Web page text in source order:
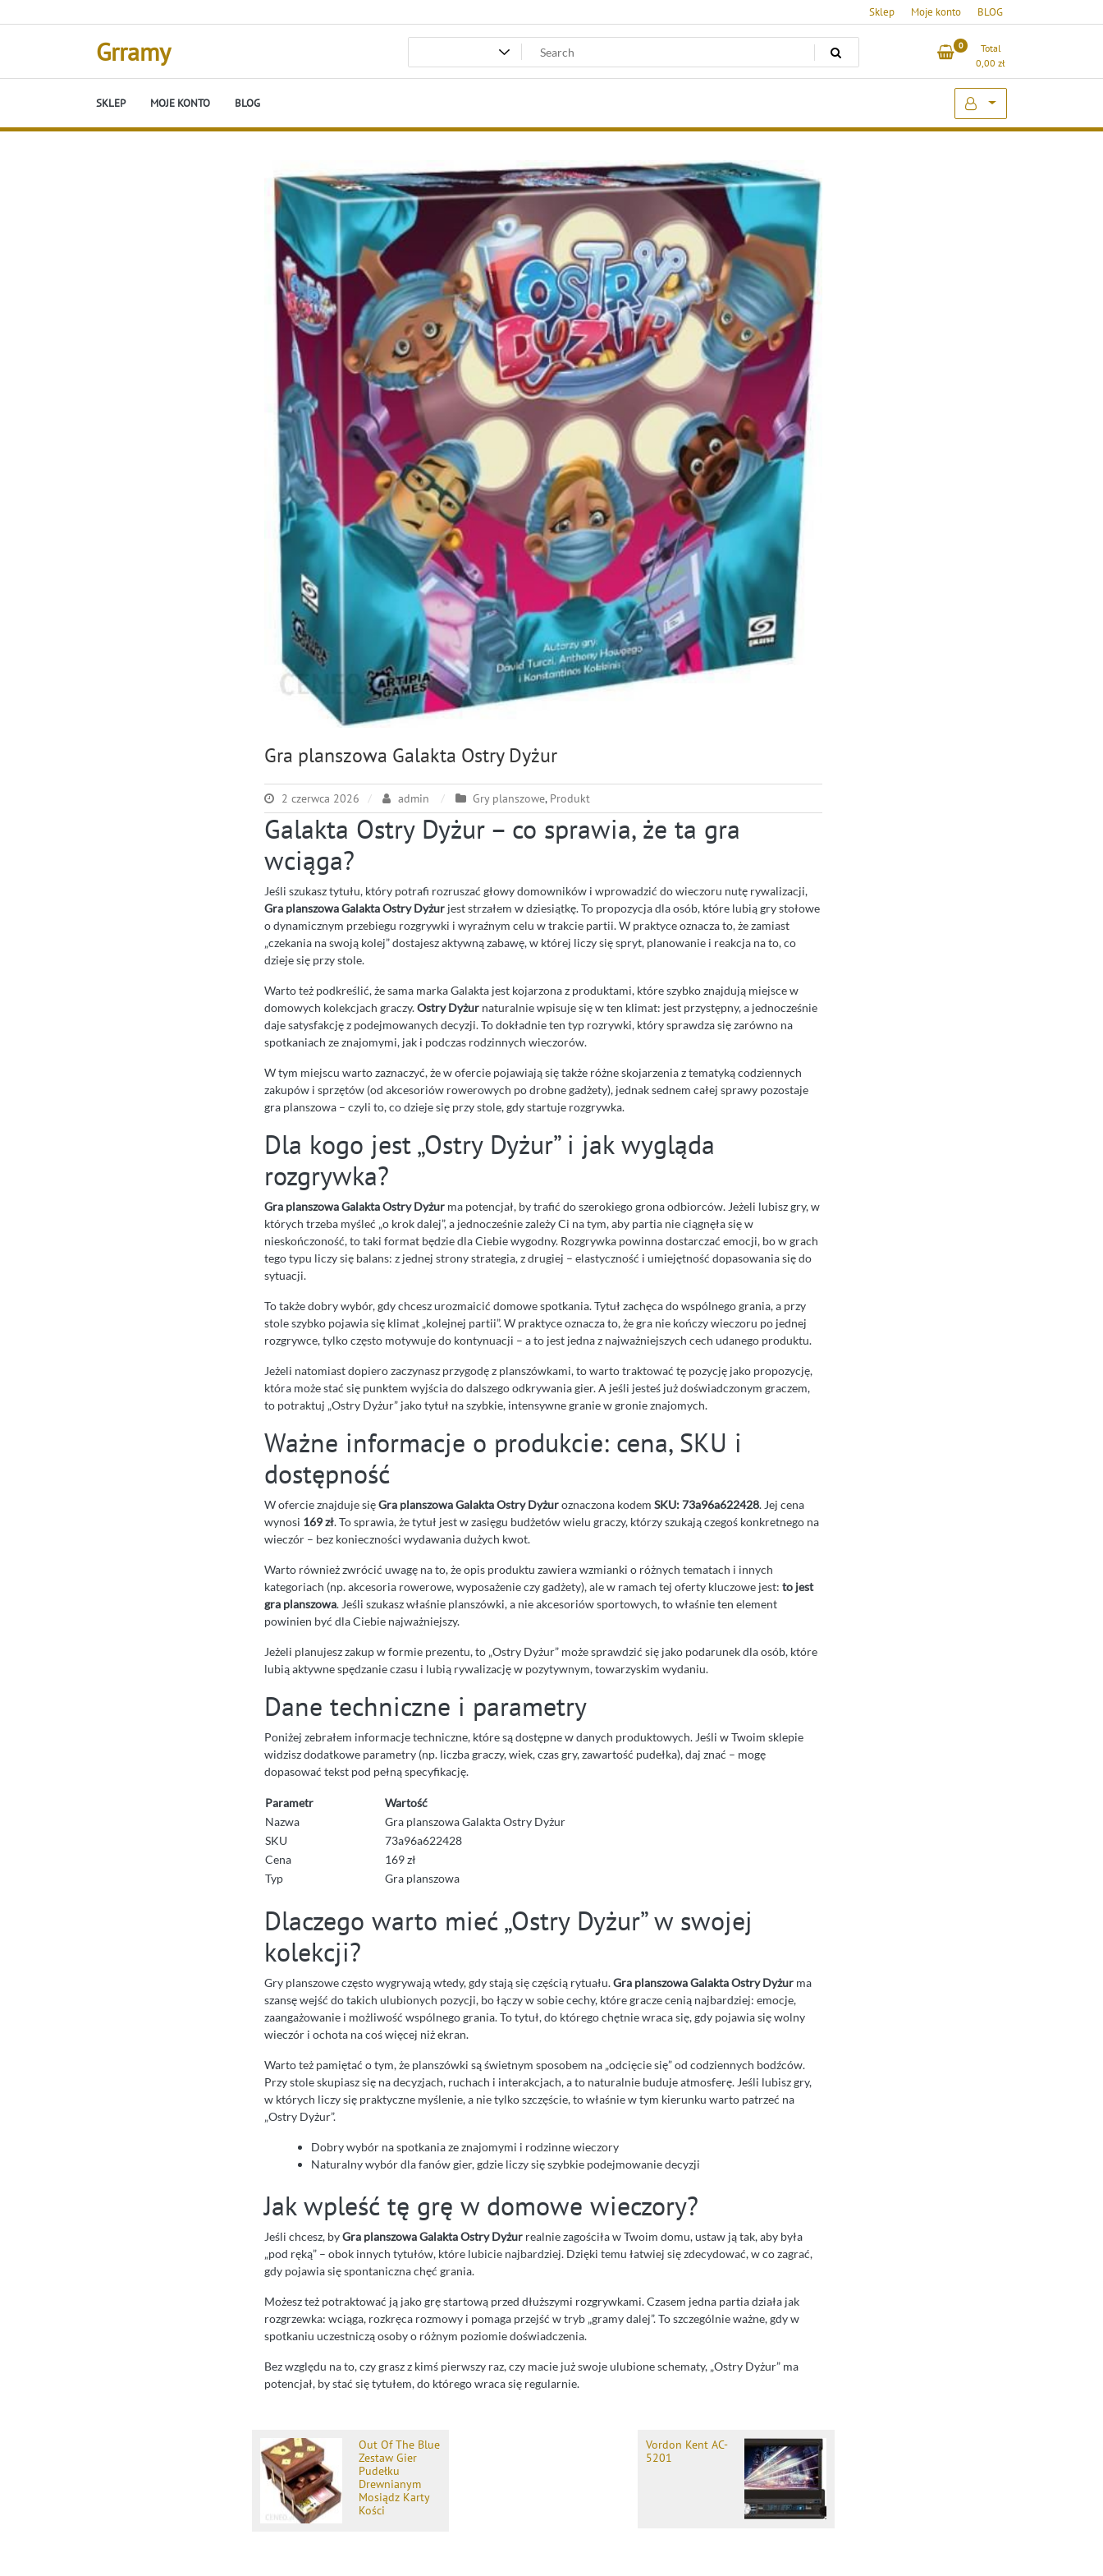
to
Sklep Moje konto BLOG
Grramy 0
Total
0,00 zł
SKLEP MOJE KONTO BLOG
Gra planszowa Galakta Ostry Dyżur
2 czerwca 2026 admin Gry planszowe, Produkt
Galakta Ostry Dyżur – co sprawia, że ta gra
wciąga?
Jeśli szukasz tytułu, który potrafi rozruszać głowy domowników i wprowadzić do wieczoru nutę rywalizacji,
Gra planszowa Galakta Ostry Dyżur jest strzałem w dziesiątkę. To propozycja dla osób, które lubią gry stołowe
o dynamicznym przebiegu rozgrywki i wyraźnym celu w trakcie partii. W praktyce oznacza to, że zamiast
„czekania na swoją kolej” dostajesz aktywną zabawę, w której liczy się spryt, planowanie i reakcja na to, co
dzieje się przy stole.
Warto też podkreślić, że sama marka Galakta jest kojarzona z produktami, które szybko znajdują miejsce w
domowych kolekcjach graczy.Ostry Dyżur naturalnie wpisuje się w ten klimat: jest przystępny, a jednocześnie
daje satysfakcję z podejmowanych decyzji. To dokładnie ten typ rozrywki, który sprawdza się zarówno na
spotkaniach ze znajomymi, jak i podczas rodzinnych wieczorów.
W tym miejscu warto zaznaczyć, że w ofercie pojawiają się także różne skojarzenia z tematyką codziennych
zakupów i sprzętów (od akcesoriów rowerowych po drobne gadżety), jednak sednem całej sprawy pozostaje
gra planszowa – czyli to, co dzieje się przy stole, gdy startuje rozgrywka.
Dla kogo jest „Ostry Dyżur” i jak wygląda
rozgrywka?
Gra planszowa Galakta Ostry Dyżur ma potencjał, by trafić do szerokiego grona odbiorców. Jeżeli lubisz gry, w
których trzeba myśleć „o krok dalej”, a jednocześnie zależy Ci na tym, aby partia nie ciągnęła się w
nieskończoność, to taki format będzie dla Ciebie wygodny. Rozgrywka powinna dostarczać emocji, bo w grach
tego typu liczy się balans: z jednej strony strategia, z drugiej – elastyczność i umiejętność dopasowania się do
sytuacji.
To także dobry wybór, gdy chcesz urozmaicić domowe spotkania. Tytuł zachęca do wspólnego grania, a przy
stole szybko pojawia się klimat „kolejnej partii”. W praktyce oznacza to, że gra nie kończy wieczoru po jednej
rozgrywce, tylko często motywuje do kontynuacji – a to jest jedna z najważniejszych cech udanego produktu.
Jeżeli natomiast dopiero zaczynasz przygodę z planszówkami, to warto traktować tę pozycję jako propozycję,
która może stać się punktem wyjścia do dalszego odkrywania gier. A jeśli jesteś już doświadczonym graczem,
to potraktuj „Ostry Dyżur” jako tytuł na szybkie, intensywne granie w gronie znajomych.
Ważne informacje o produkcie: cena, SKU i
dostępność
W ofercie znajduje sięGra planszowa Galakta Ostry Dyżuroznaczona kodem SKU: 73a96a622428. Jej cena
wynosi 169 zł. To sprawia, że tytuł jest w zasięgu budżetów wielu graczy, którzy szukają czegoś konkretnego na
wieczór – bez konieczności wydawania dużych kwot.
Warto również zwrócić uwagę na to, że opis produktu zawiera wzmianki o różnych tematach i innych
kategoriach (np. akcesoria rowerowe, wyposażenie czy gadżety), ale w ramach tej oferty kluczowe jest: to jest
gra planszowa. Jeśli szukasz właśnie planszówki, a nie akcesoriów sportowych, to właśnie ten element
powinien być dla Ciebie najważniejszy.
Jeżeli planujesz zakup w formie prezentu, to „Ostry Dyżur” może sprawdzić się jako podarunek dla osób, które
lubią aktywne spędzanie czasu i lubią rywalizację w pozytywnym, towarzyskim wydaniu.
Dane techniczne i parametry
Poniżej zebrałem informacje techniczne, które są dostępne w danych produktowych. Jeśli w Twoim sklepie
widzisz dodatkowe parametry (np. liczba graczy, wiek, czas gry, zawartość pudełka), daj znać – mogę
dopasować tekst pod pełną specyfikację.
Parametr
Wartość
Nazwa
Gra planszowa Galakta Ostry Dyżur
SKU
73a96a622428
Cena
169 zł
Typ
Gra planszowa
Dlaczego warto mieć „Ostry Dyżur” w swojej
kolekcji?
Gry planszowe często wygrywają wtedy, gdy stają się częścią rytuału.Gra planszowa Galakta Ostry Dyżur ma
szansę wejść do takich ulubionych pozycji, bo łączy w sobie cechy, które gracze cenią najbardziej: emocje,
zaangażowanie i możliwość wspólnego grania. To tytuł, do którego chętnie wraca się, gdy pojawia się wolny
wieczór i ochota na coś więcej niż ekran.
Warto też pamiętać o tym, że planszówki są świetnym sposobem na „odcięcie się” od codziennych bodźców.
Przy stole skupiasz się na decyzjach, ruchach i interakcjach, a to naturalnie buduje atmosferę. Jeśli lubisz gry,
w których liczy się praktyczne myślenie, a nie tylko szczęście, to właśnie w tym kierunku warto patrzeć na
„Ostry Dyżur”.
Dobry wybór na spotkania ze znajomymi i rodzinne wieczory
Naturalny wybór dla fanów gier, gdzie liczy się szybkie podejmowanie decyzji
Jak wpleść tę grę w domowe wieczory?
Jeśli chcesz, byGra planszowa Galakta Ostry Dyżur realnie zagościła w Twoim domu, ustaw ją tak, aby była
„pod ręką” – obok innych tytułów, które lubicie najbardziej. Dzięki temu łatwiej się zdecydować, w co zagrać,
gdy pojawia się spontaniczna chęć grania.
Możesz też potraktować ją jako grę startową przed dłuższymi rozgrywkami. Czasem jedna partia działa jak
rozgrzewka: wciąga, rozkręca rozmowy i pomaga przejść w tryb „gramy dalej”. To szczególnie ważne, gdy w
spotkaniu uczestniczą osoby o różnym poziomie doświadczenia.
Bez względu na to, czy grasz z kimś pierwszy raz, czy macie już swoje ulubione schematy, „Ostry Dyżur” ma
potencjał, by stać się tytułem, do którego wraca się regularnie.
Out Of The Blue
Zestaw Gier
Pudełku
Drewnianym
Mosiądz Karty
Kości
Vordon Kent AC-
5201